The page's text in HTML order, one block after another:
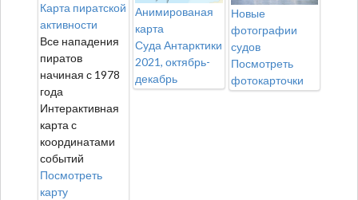
Карта пиратской
активности
Все нападения
пиратов
начиная с 1978
года
Интерактивная
карта с
координатами
событий
Посмотреть
карту
Анимированая
карта
Суда Антарктики
2021, октябрь-
декабрь
Новые
фотографии
судов
Посмотреть
фотокарточки